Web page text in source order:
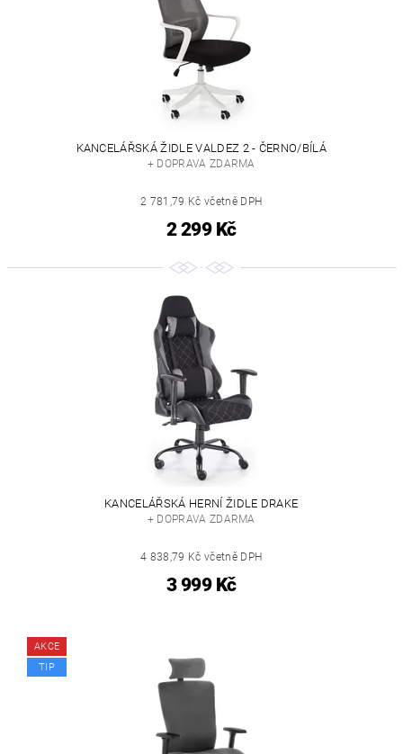
KANCELÁŘSKÁ ŽIDLE VALDEZ 2 - ČERNO/BÍLÁ
+ DOPRAVA ZDARMA
2 781,79 Kč včetně DPH
2 299 Kč
KANCELÁŘSKÁ HERNÍ ŽIDLE DRAKE
+ DOPRAVA ZDARMA
4 838,79 Kč včetně DPH
3 999 Kč
AKCE
TIP